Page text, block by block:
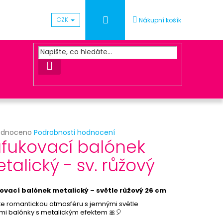
CZK PřihlášeníNákupní košík
HLEDAT
Podrobnosti hodnocení
balónek
- sv. růžový
balónek metalický – světle růžový 26 cm
romantickou atmosféru s jemnými světle
balónky s metalickým efektem 🎀🎈
Následující
METALICKÝ - SV.